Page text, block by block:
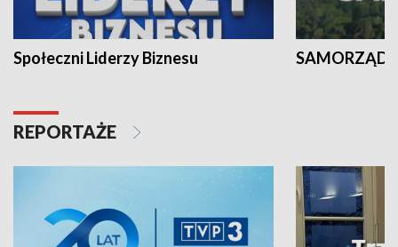
Społeczni Liderzy Biznesu SAMORZĄD
REPORTAŻE